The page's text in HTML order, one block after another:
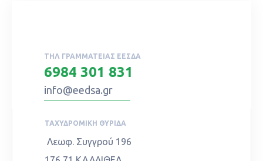
ΤΗΛ ΓΡΑΜΜΑΤΕΊΑΣ ΕΕΣΔΑ
6984 301 831
info@eedsa.gr
ΤΑΧΥΔΡΟΜΙΚΉ ΘΥΡΊΔΑ
Λεωφ. Συγγρού 196